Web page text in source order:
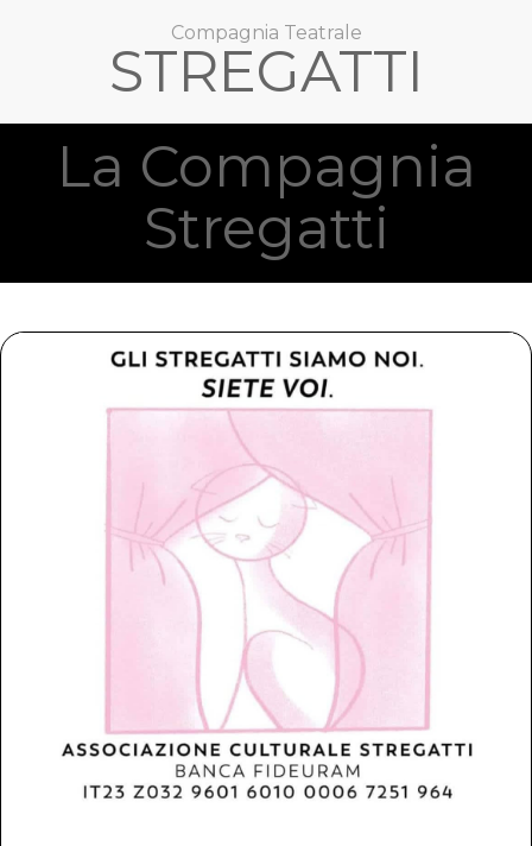
Compagnia Teatrale
STREGATTI
La Compagnia
Stregatti